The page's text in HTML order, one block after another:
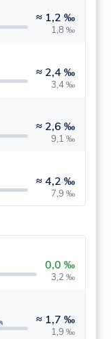
≈ 1,2 ‰
1,8 ‰
≈ 2,4 ‰
3,4 ‰
≈ 2,6 ‰
9,1 ‰
≈4,2 ‰
7,9 ‰
0,0 ‰
3,2 ‰
≈ 1,7 ‰
1,9 ‰